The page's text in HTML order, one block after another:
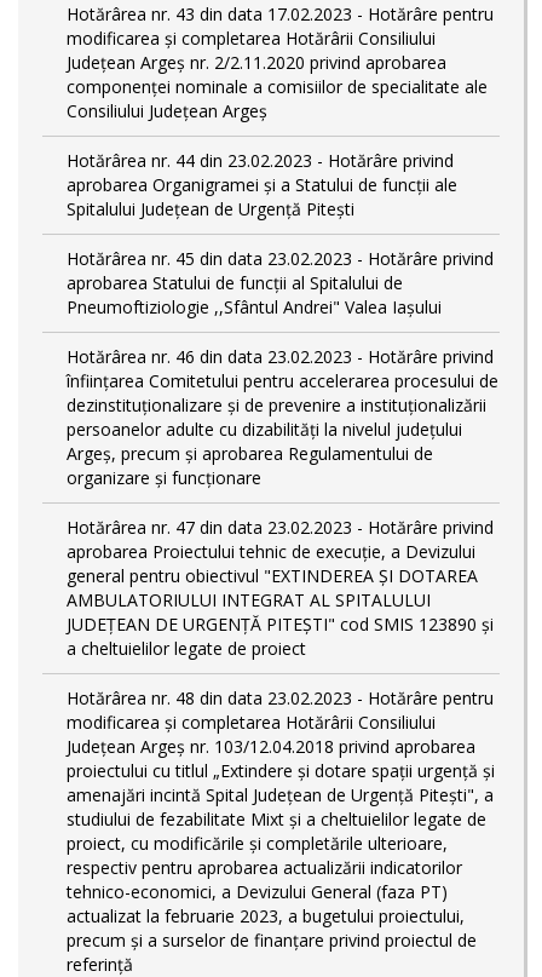
Hotărârea nr. 43 din data 17.02.2023 - Hotărâre pentru
modificarea și completarea Hotărârii Consiliului
Județean Argeș nr. 2/2.11.2020 privind aprobarea
componenței nominale a comisiilor de specialitate ale
Consiliului Județean Argeș
Hotărârea nr. 44 din 23.02.2023 - Hotărâre privind
aprobarea Organigramei și a Statului de funcții ale
Spitalului Județean de Urgență Pitești
Hotărârea nr. 45 din data 23.02.2023 - Hotărâre privind
aprobarea Statului de funcții al Spitalului de
Pneumoftiziologie ,,Sfântul Andrei" Valea Iașului
Hotărârea nr. 46 din data 23.02.2023 - Hotărâre privind
înființarea Comitetului pentru accelerarea procesului de
dezinstituționalizare şi de prevenire a instituționalizării
persoanelor adulte cu dizabilități la nivelul județului
Argeș, precum și aprobarea Regulamentului de
organizare și funcționare
Hotărârea nr. 47 din data 23.02.2023 - Hotărâre privind
aprobarea Proiectului tehnic de execuţie, a Devizului
general pentru obiectivul "EXTINDEREA ȘI DOTAREA
AMBULATORIULUI INTEGRAT AL SPITALULUI
JUDEȚEAN DE URGENȚĂ PITEȘTI" cod SMIS 123890 și
a cheltuielilor legate de proiect
Hotărârea nr. 48 din data 23.02.2023 - Hotărâre pentru
modificarea și completarea Hotărârii Consiliului
Județean Argeș nr. 103/12.04.2018 privind aprobarea
proiectului cu titlul „Extindere și dotare spații urgență și
amenajări incintă Spital Județean de Urgență Pitești", a
studiului de fezabilitate Mixt și a cheltuielilor legate de
proiect, cu modificările și completările ulterioare,
respectiv pentru aprobarea actualizării indicatorilor
tehnico-economici, a Devizului General (faza PT)
actualizat la februarie 2023, a bugetului proiectului,
precum și a surselor de finanțare privind proiectul de
referință